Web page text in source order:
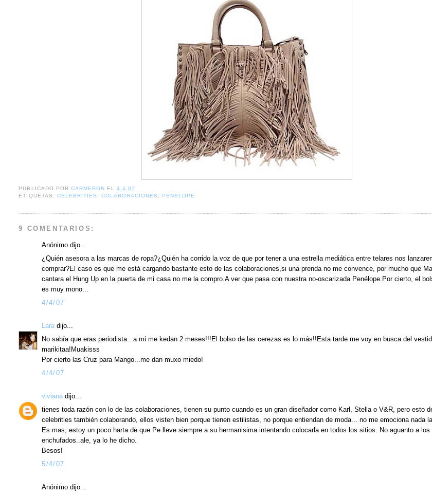
PUBLICADO POR CARMERON EL 4.4.07
ETIQUETAS: CELEBRITIES COLABORACIONES PENELOPE
9 COMENTARIOS:
Anónimo dijo...
¿Quién asesora a las marcas de ropa?¿Quién ha corrido la voz de que por tener a una estrella mediática entre telares nos
comprar?El caso es que me está cargando bastante esto de las colaboraciones,si una prenda no me convence, por mucho que
cantara el Hung Up en la puerta de mi casa no me la compro.A ver que pasa con nuestra no-oscarizada Penélope.Por cierto, el
es muy mono...
4/4/07
Lara dijo...
No sabía que eras periodista...a mi me kedan 2 meses!!!El bolso de las cerezas es lo más!!Esta tarde me voy en busca del
marikitaa!Muakisss
Por cierto las Cruz para Mango...me dan muxo miedo!
4/4/07
viviana dijo...
tienes toda razón con lo de las colaboraciones, tienen su punto cuando es un gran diseñador como Karl, Stella o V&R, pero esto
celebrities también colaborando, ellos visten bien porque tienen estilistas, no porque entiendan de moda... no me emociona nada
Es mas, estoy un poco harta de que Pe lleve siempre a su hermanisima intentando colocarla en todos los sitios. No aguanto a los
enchufados..ale, ya lo he dicho.
Besos!
5/4/07
Anónimo dijo...